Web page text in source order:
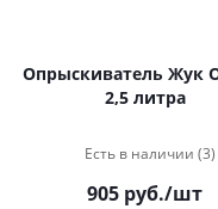
Опрыскиватель Жук
2,5 литра
Есть в наличии (3)
905 руб./шт